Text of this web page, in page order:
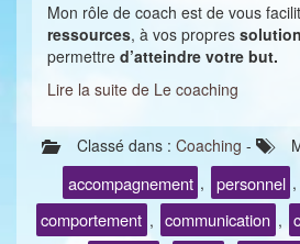
Mon rôle de coach est de vous
ressources, à vos propres
permettre d’atteindre votre but.
Lire la suite de Le coaching
Classé dans : Coaching -
accompagnement , personnel ,
comportement , communication ,